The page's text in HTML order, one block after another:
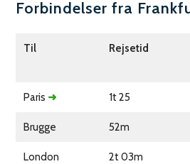
Forbindelser fra
Til Rejsetid
Paris ➜ 1t 25
Brugge 52m
London 2t 03m